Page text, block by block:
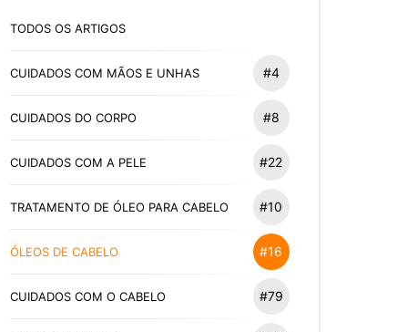
TODOS OS ARTIGOS
CUIDADOS COM MÃOS E UNHAS #4
CUIDADOS DO CORPO #8
CUIDADOS COM A PELE #22
TRATAMENTO DE ÓLEO PARA CABELO #10
ÓLEOS DE CABELO #16
CUIDADOS COM O CABELO #79